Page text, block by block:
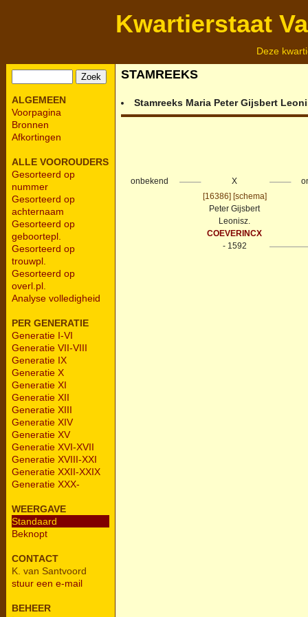
Kwartierstaat
Deze
ALGEMEEN
Voorpagina
Bronnen
Afkortingen
ALLE VOOROUDERS
Gesorteerd op
nummer
Gesorteerd op
achternaam
Gesorteerd op
geboortepl.
Gesorteerd op
trouwpl.
Gesorteerd op
overl.pl.
Analyse volledigheid
PER GENERATIE
Generatie I-VI
Generatie VII-VIII
Generatie IX
Generatie X
Generatie XI
Generatie XII
Generatie XIII
Generatie XIV
Generatie XV
Generatie XVI-XVII
Generatie XVIII-XXI
Generatie XXII-XXIX
Generatie XXX-
WEERGAVE
Standaard
Beknopt
CONTACT
K. van Santvoord
stuur een e-mail
BEHEER
STAMREEKS
Stamreeks Maria Peter Gijsbert
onbekend X
[16386] [schema]
Peter Gijsbert
Leonisz.
COEVERINCX
- 1592